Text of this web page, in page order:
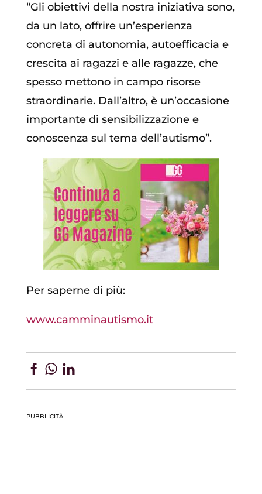
“Gli obiettivi della nostra iniziativa sono,
da un lato, offrire un’esperienza
concreta di autonomia, autoefficacia e
crescita ai ragazzi e alle ragazze, che
spesso mettono in campo risorse
straordinarie. Dall’altro, è un’occasione
importante di sensibilizzazione e
conoscenza sul tema dell’autismo”.
Per saperne di più:
www.camminautismo.it
PUBBLICITÀ